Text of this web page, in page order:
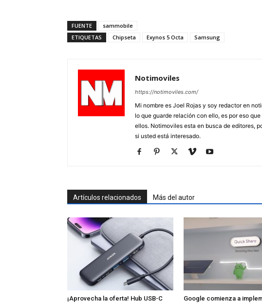
FUENTE
sammobile
ETIQUETAS
Chipseta Exynos 5 Octa Samsung
Notimoviles
https://notimoviles.com/
Mi nombre es Joel Rojas y soy redactor en
lo que guarde relación con ello, es por eso
ellos. Notimoviles esta en busca de editores,
si usted está interesado.
Artículos relacionados Más del autor
¡Aprovecha la oferta! Hub USB-C
Google comienza a